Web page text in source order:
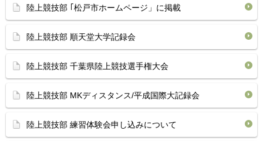
陸上競技部 ｢松戸市ホームページ」に掲載
陸上競技部 順天堂大学記録会
陸上競技部 千葉県陸上競技選手権大会
陸上競技部 MKディスタンス/平成国際大記録会
陸上競技部 練習体験会申し込みについて